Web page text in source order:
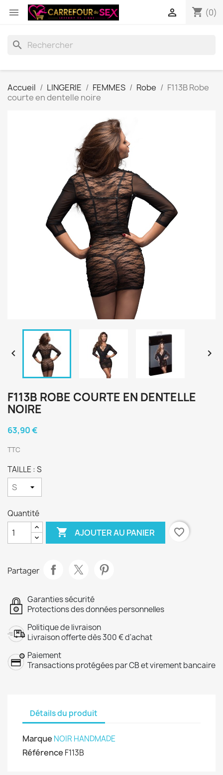
 shopping_cart (0)

search
Accueil LINGERIE FEMMES Robe
F113B Robe
courte en dentelle noire
 
F113B ROBE COURTE EN DENTELLE
NOIRE
63,90 €
TTC
TAILLE : S
Quantité
 AJOUTER AU PANIER favorite_border
Partager
Garanties sécurité
Protections des données personnelles
Politique de livraison
Livraison offerte dès 300 € d'achat
Paiement
Transactions protégées par CB et virement bancaire
Détails du produit
Marque NOIR HANDMADE
Référence F113B